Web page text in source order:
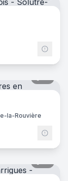
la-Rouvière